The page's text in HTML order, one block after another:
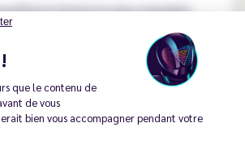
que le contenu de
de vous
bien vous accompagner pendant votre
le format le plus populaire.
simple à utiliser, il séduit aussi bien
que les vapoteurs
un matériel discret.
une cartouche clipsée contenant
qu'une résistance intégrée ou
les modèles.